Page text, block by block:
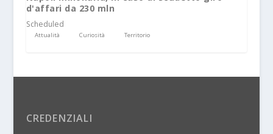
d'affari da 230 mln
Scheduled
Attualità Curiosità Territorio
CREDENZIALI